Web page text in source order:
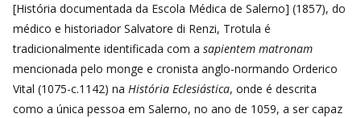
[História documentada da Escola Médica de Salerno] (1857), do
médico e historiador Salvatore di Renzi, Trotula é
tradicionalmente identificada com a sapientem matronam
mencionada pelo monge e cronista anglo-normando Orderico
Vital (1075-c.1142) na História Eclesiástica, onde é descrita
como a única pessoa em Salerno, no ano de 1059, a ser capaz